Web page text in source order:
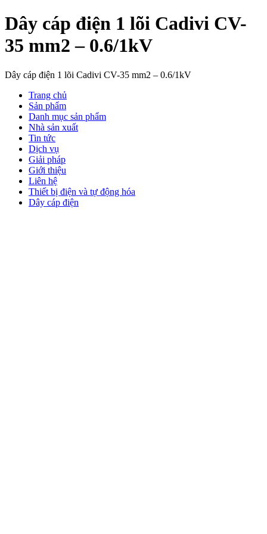
Dây cáp điện 1 lõi Cadivi CV-
35 mm2 – 0.6/1kV
Dây cáp điện 1 lõi Cadivi CV-35 mm2 – 0.6/1kV
Trang chủ
Sản phẩm
Danh mục sản phẩm
Nhà sản xuất
Tin tức
Dịch vụ
Giải pháp
Giới thiệu
Liên hệ
Thiết bị điện và tự động hóa
Dây cáp điện